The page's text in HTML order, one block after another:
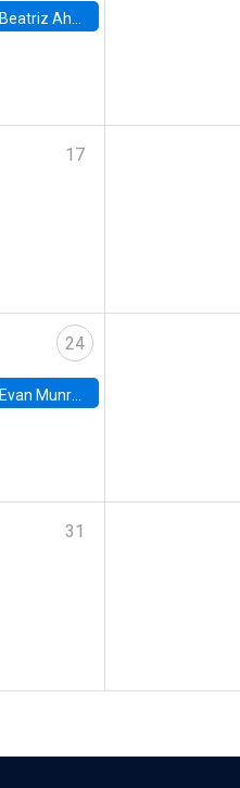
Beatriz Ahumada, PhD candidate, Universidad de Pittsburgh
17
24
Evan Munro, Neyman Visiting Assistant Professor in the Department of Statistics at UC Berkeley
31